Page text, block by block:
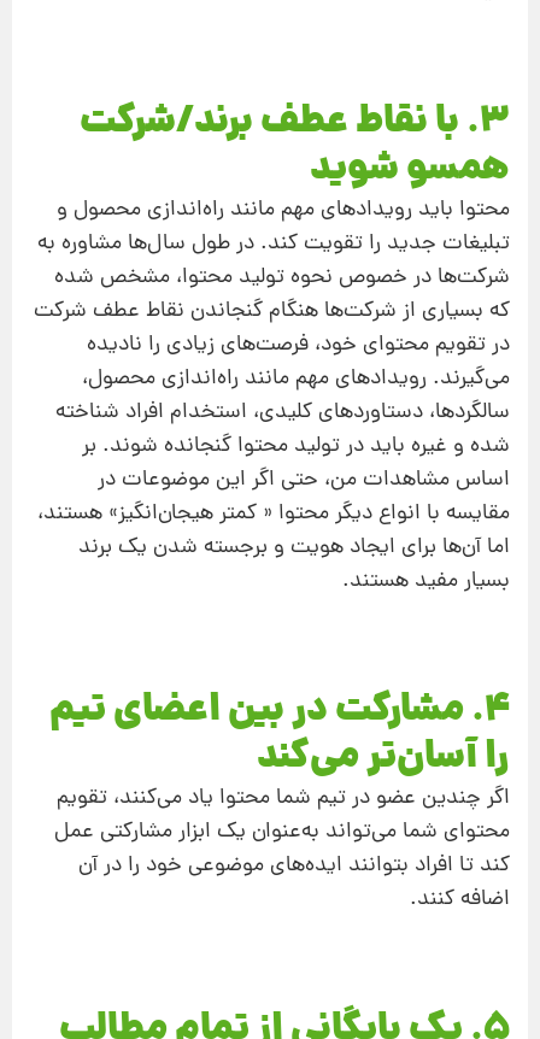
3. با نقاط عطف برند/شرکت
همسو شوید
محتوا باید رویدادهای مهم مانند راه‌اندازی محصول و
تبلیغات جدید را تقویت کند. در طول سال‌ها مشاوره به
شرکت‌ها در خصوص نحوه تولید محتوا، مشخص‌ شده
که بسیاری از شرکت‌ها هنگام گنجاندن نقاط عطف شرکت
در تقویم محتوای خود، فرصت‌های زیادی را نادیده
می‌گیرند. رویدادهای مهم مانند راه‌اندازی محصول،
سالگردها، دستاوردهای کلیدی، استخدام افراد شناخته‌
شده و غیره باید در تولید محتوا گنجانده شوند. بر
اساس مشاهدات من، حتی اگر این موضوعات در
مقایسه با انواع دیگر محتوا « کمتر هیجان‌انگیز» هستند،
اما آن‌ها برای ایجاد هویت و برجسته شدن یک برند
بسیار مفید هستند.
4. مشارکت در بین اعضای تیم
را آسان‌تر می‌کند
اگر چندین عضو در تیم شما محتوا یاد می‌کنند، تقویم
محتوای شما می‌تواند به‌عنوان یک ابزار مشارکتی عمل
کند تا افراد بتوانند ایده‌های موضوعی خود را در آن
اضافه کنند.